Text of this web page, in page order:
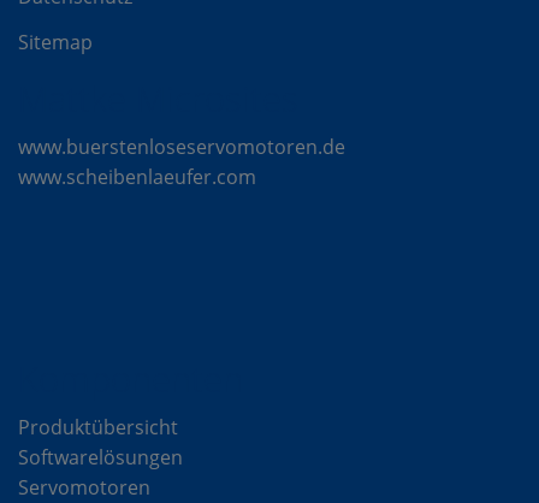
Sitemap
www.buerstenloseservomotoren.de
www.scheibenlaeufer.com
Produktübersicht
Softwarelösungen
Servomotoren